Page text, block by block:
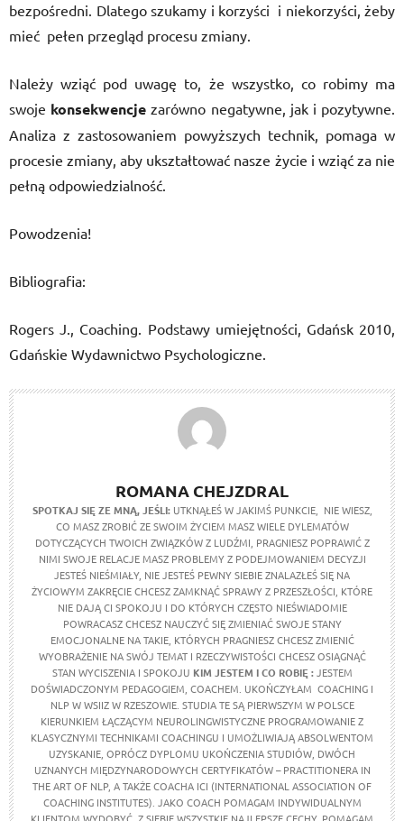
bezpośredni. Dlatego szukamy i korzyści i niekorzyści, żeby
mieć pełen przegląd procesu zmiany.
Należy wziąć pod uwagę to, że wszystko, co robimy ma
swoje konsekwencje zarówno negatywne, jak i pozytywne.
Analiza z zastosowaniem powyższych technik, pomaga w
procesie zmiany, aby ukształtować nasze życie i wziąć za nie
pełną odpowiedzialność.
Powodzenia!
Bibliografia:
Rogers J., Coaching. Podstawy umiejętności, Gdańsk 2010,
Gdańskie Wydawnictwo Psychologiczne.
ROMANA CHEJZDRAL
SPOTKAJ SIĘ ZE MNĄ, JEŚLI:UTKNĄŁEŚ W JAKIMŚ PUNKCIE, NIE WIESZ,
CO MASZ ZROBIĆ ZE SWOIM ŻYCIEM MASZ WIELE DYLEMATÓW
DOTYCZĄCYCH TWOICH ZWIĄZKÓW Z LUDŹMI, PRAGNIESZ POPRAWIĆ Z
NIMI SWOJE RELACJE MASZ PROBLEMY Z PODEJMOWANIEM DECYZJI
JESTEŚ NIEŚMIAŁY, NIE JESTEŚ PEWNY SIEBIE ZNALAZŁEŚ SIĘ NA
ŻYCIOWYM ZAKRĘCIE CHCESZ ZAMKNĄĆ SPRAWY Z PRZESZŁOŚCI, KTÓRE
NIE DAJĄ CI SPOKOJU I DO KTÓRYCH CZĘSTO NIEŚWIADOMIE
POWRACASZ CHCESZ NAUCZYĆ SIĘ ZMIENIAĆ SWOJE STANY
EMOCJONALNE NA TAKIE, KTÓRYCH PRAGNIESZ CHCESZ ZMIENIĆ
WYOBRAŻENIE NA SWÓJ TEMAT I RZECZYWISTOŚCI CHCESZ OSIĄGNĄĆ
STAN WYCISZENIA I SPOKOJU KIM JESTEM I CO ROBIĘ :JESTEM
DOŚWIADCZONYM PEDAGOGIEM, COACHEM. UKOŃCZYŁAM COACHING I
NLP W WSIIZ W RZESZOWIE. STUDIA TE SĄ PIERWSZYM W POLSCE
KIERUNKIEM ŁĄCZĄCYM NEUROLINGWISTYCZNE PROGRAMOWANIE Z
KLASYCZNYMI TECHNIKAMI COACHINGU I UMOŻLIWIAJĄ ABSOLWENTOM
UZYSKANIE, OPRÓCZ DYPLOMU UKOŃCZENIA STUDIÓW, DWÓCH
UZNANYCH MIĘDZYNARODOWYCH CERTYFIKATÓW – PRACTITIONERA IN
THE ART OF NLP, A TAKŻE COACHA ICI (INTERNATIONAL ASSOCIATION OF
COACHING INSTITUTES). JAKO COACH POMAGAM INDYWIDUALNYM